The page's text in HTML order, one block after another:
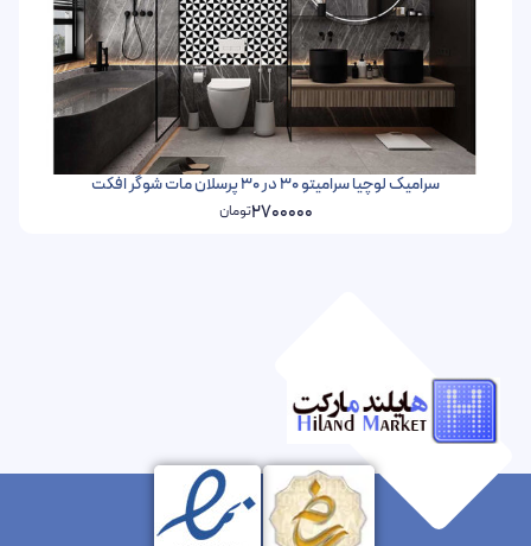
سرامیک لوچیا سرامیتو 30 در 30 پرسلان مات شوگر افکت
2700000تومان